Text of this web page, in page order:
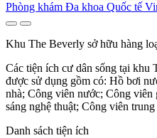
Phòng khám Đa khoa Quốc tế
Khu The Beverly sở hữu hàng
Các tiện ích cư dân sống tại khu
được sử dụng gồm có: Hồ bơi
nhà; Công viên nước; Công
sáng nghệ thuật; Công viên trung
Danh sách tiện ích